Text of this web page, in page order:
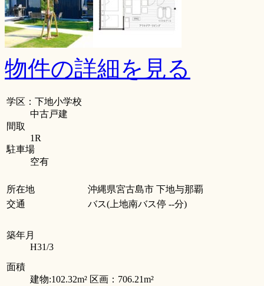
物件の詳細を見る
学区：下地小学校
中古戸建
間取
1R
駐車場
空有
所在地
沖縄県宮古島市 下地与那覇
交通
バス(上地南バス停 --分)
築年月
H31/3
面積
建物:102.32m² 区画：706.21m²